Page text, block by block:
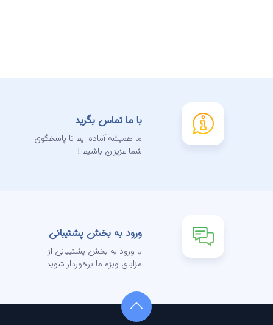
با ما تماس بگرید
ما همیشه آماده ایم تا پاسخگوی
شما عزیزان باشیم !
ورود به بخش پشتیبانی
با ورود به بخش پشتیبانی از
مزایای ویژه ما برخوردار شوید